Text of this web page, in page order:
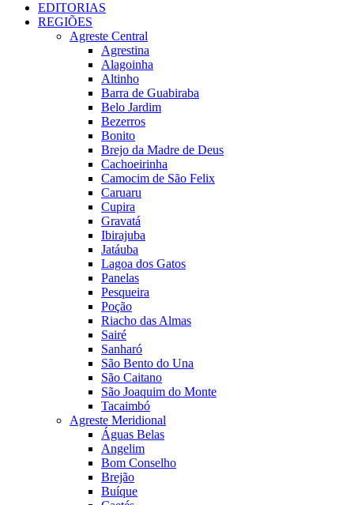
EDITORIAS
REGIÕES
Agreste Central
Agrestina
Alagoinha
Altinho
Barra de Guabiraba
Belo Jardim
Bezerros
Bonito
Brejo da Madre de Deus
Cachoeirinha
Camocim de São Felix
Caruaru
Cupira
Gravatá
Ibirajuba
Jatáuba
Lagoa dos Gatos
Panelas
Pesqueira
Poção
Riacho das Almas
Sairé
Sanharó
São Bento do Una
São Caitano
São Joaquim do Monte
Tacaimbó
Agreste Meridional
Águas Belas
Angelim
Bom Conselho
Brejão
Buíque